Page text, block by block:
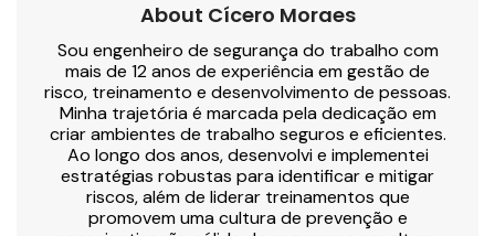
About Cícero Moraes
Sou engenheiro de segurança do trabalho com
mais de 12 anos de experiência em gestão de
risco, treinamento e desenvolvimento de pessoas.
Minha trajetória é marcada pela dedicação em
criar ambientes de trabalho seguros e eficientes.
Ao longo dos anos, desenvolvi e implementei
estratégias robustas para identificar e mitigar
riscos, além de liderar treinamentos que
promovem uma cultura de prevenção e